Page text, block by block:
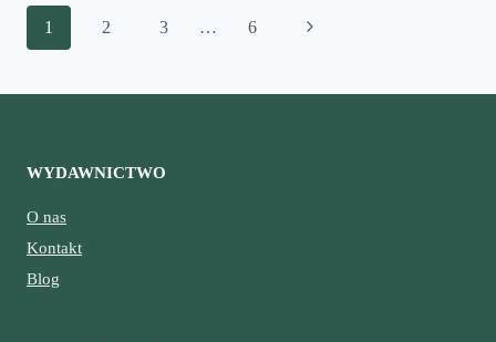
Nawigacja
strony
1 2 3 … 6 Następna
WYDAWNICTWO
O nas
Kontakt
Blog